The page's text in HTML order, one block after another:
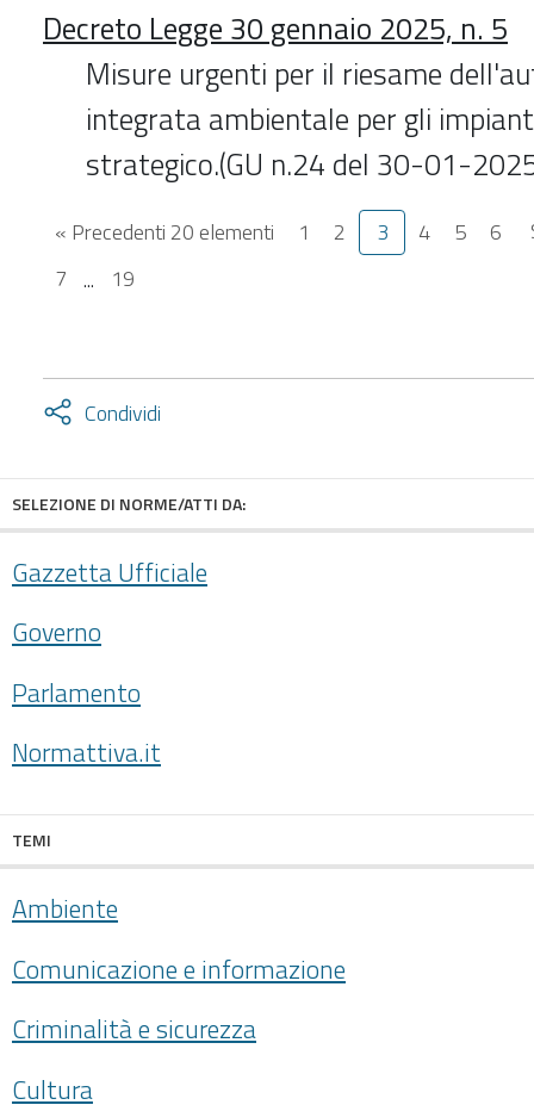
Decreto Legge 30 gennaio 2025, n. 5
Misure urgenti per il riesame
integrata ambientale per gli
strategico.(GU n.24 del 30-01-
« Precedenti 20 elementi 1 2 3 4 5
6
7 ... 19
Condividi
Attiva
SELEZIONE DI NORME/ATTI DA:
Gazzetta Ufficiale
Governo
Parlamento
Normattiva.it
TEMI
Ambiente
Comunicazione e informazione
Criminalità e sicurezza
Cultura